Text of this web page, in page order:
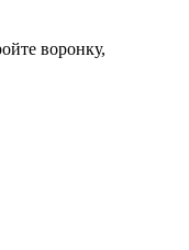
воронку,